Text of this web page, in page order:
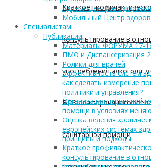
Краткое
консультирование в
употребления алкоголя:
ВОЗ для первичного
санитарной помощи
Адреса Центров Здоровья
Мобильный Центр
Cпециалистам
Публикации
Материалы ФОРУМА 17-
ПМО и Диспансеризация
Ролики для врачей
Эффективность систем
как сделать измерение
политики и управления?
Организация первичной
помощи в условиях
Оценка ведения
европейских системах
принципы и подходы
Краткое
консультирование в